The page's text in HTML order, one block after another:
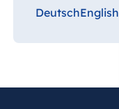
DeutschEnglish